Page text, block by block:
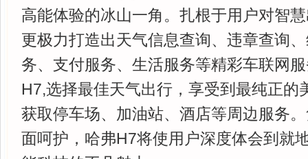
高能体验的冰山一角。扎根于用户对智
更极力打造出天气信息查询、违章查询
务、支付服务、生活服务等精彩车联网
H7,选择最佳天气出行，享受到最纯正的
获取停车场、加油站、酒店等周边服务
面呵护，哈弗H7将使用户深度体会到就